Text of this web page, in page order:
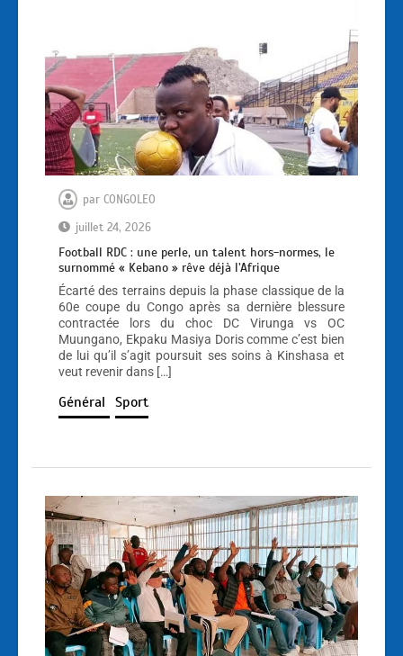
par CONGOLEO
juillet 24, 2026
Football RDC : une perle, un talent hors-normes, le
surnommé « Kebano » rêve déjà l’Afrique
Écarté des terrains depuis la phase classique de la
60e coupe du Congo après sa dernière blessure
contractée lors du choc DC Virunga vs OC
Muungano, Ekpaku Masiya Doris comme c’est bien
de lui qu’il s’agit poursuit ses soins à Kinshasa et
veut revenir dans […]
Général Sport